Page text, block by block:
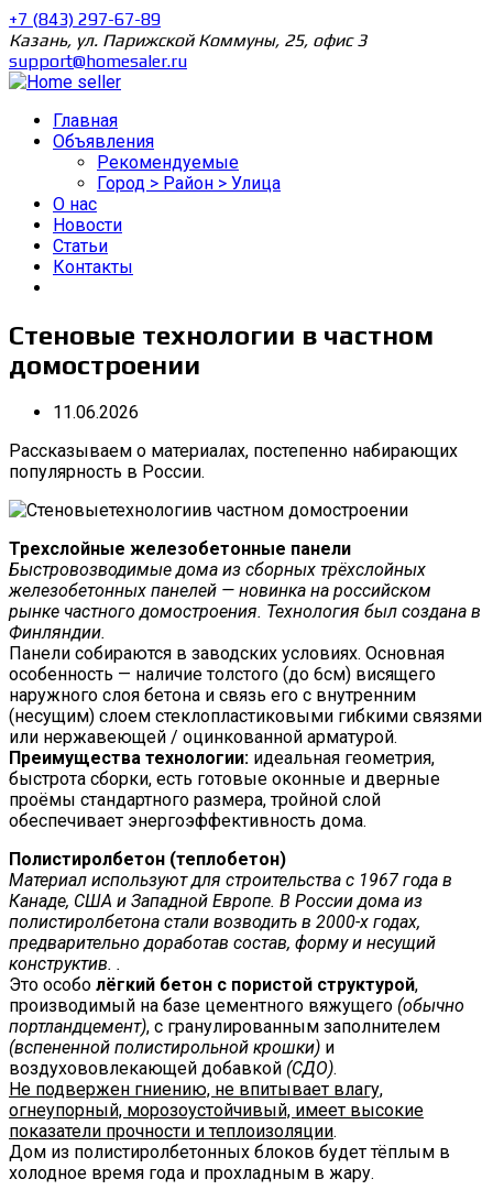
+7 (843) 297-67-89
Казань, ул. Парижской Коммуны, 25, офис 3
support@homesaler.ru
Главная
Объявления
Рекомендуемые
Город > Район > Улица
О нас
Новости
Статьи
Контакты
Стеновые технологии в частном
домостроении
11.06.2026
Рассказываем о материалах, постепенно набирающих
популярность в России.
Трехслойные железобетонные панели
Быстровозводимые дома из сборных трёхслойных
железобетонных панелей — новинка на российском
рынке частного домостроения. Технология был создана в
Финляндии.
Панели собираются в заводских условиях. Основная
особенность — наличие толстого (до 6см) висящего
наружного слоя бетона и связь его с внутренним
(несущим) слоем стеклопластиковыми гибкими связями
или нержавеющей / оцинкованной арматурой.
Преимущества технологии: идеальная геометрия,
быстрота сборки, есть готовые оконные и дверные
проёмы стандартного размера, тройной слой
обеспечивает энергоэффективность дома.
Полистиролбетон (теплобетон)
Материал используют для строительства с 1967 года в
Канаде, США и Западной Европе. В России дома из
полистиролбетона стали возводить в 2000-х годах,
предварительно доработав состав, форму и несущий
конструктив. .
Это особо лёгкий бетон с пористой структурой,
производимый на базе цементного вяжущего (обычно
портландцемент), с гранулированным заполнителем
(вспененной полистирольной крошки) и
воздухововлекающей добавкой (СДО).
Не подвержен гниению, не впитывает влагу,
огнеупорный, морозоустойчивый, имеет высокие
показатели прочности и теплоизоляции.
Дом из полистиролбетонных блоков будет тёплым в
холодное время года и прохладным в жару.